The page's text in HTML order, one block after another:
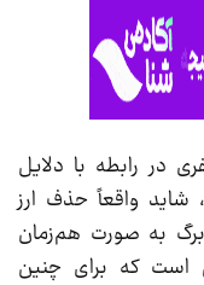
در رابطه با دلایل
شاید واقعاً حذف ارز
به صورت هم‌زمان
است که برای چنین